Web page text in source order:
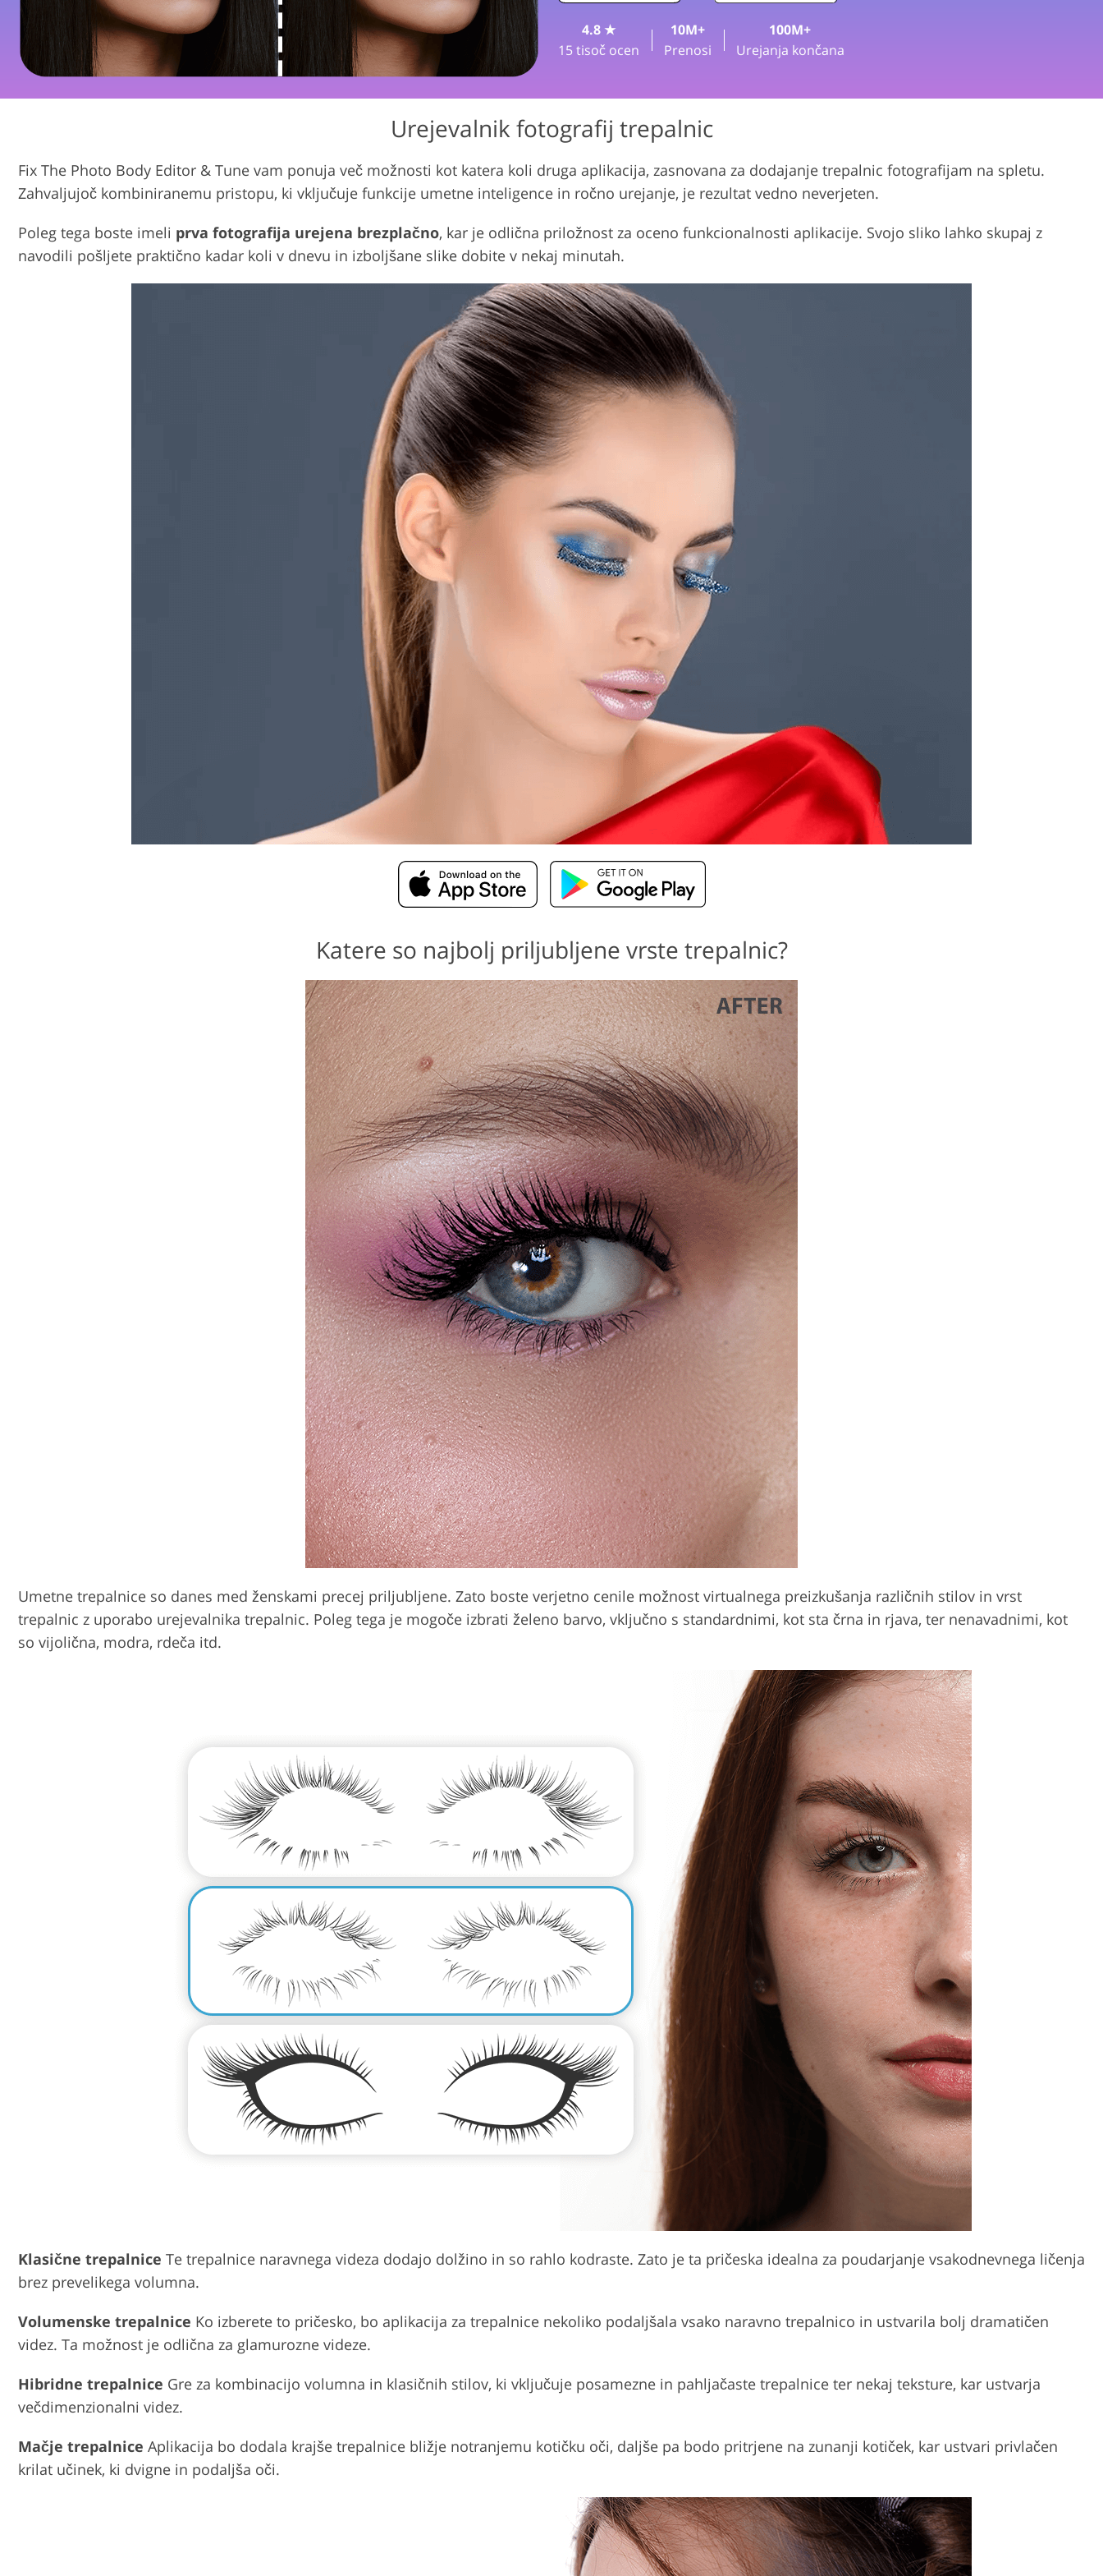
Urejanje fotografij izdelka Urejanje fotografij nakita Podatki za usposabljanje AI Storitve urejanja videa
4.8 ★
15 tisoč ocen
10M+
Prenosi
100M+
Urejanja končana
Urejevalnik fotografij trepalnic
Fix The Photo Body Editor & Tune vam ponuja več možnosti kot katera koli druga aplikacija, zasnovana za dodajanje trepalnic fotografijam na spletu.
Zahvaljujoč kombiniranemu pristopu, ki vključuje funkcije umetne inteligence in ročno urejanje, je rezultat vedno neverjeten.
Poleg tega boste imeli prva fotografija urejena brezplačno, kar je odlična priložnost za oceno funkcionalnosti aplikacije. Svojo sliko lahko skupaj z
navodili pošljete praktično kadar koli v dnevu in izboljšane slike dobite v nekaj minutah.
Katere so najbolj priljubljene vrste trepalnic?
Umetne trepalnice so danes med ženskami precej priljubljene. Zato boste verjetno cenile možnost virtualnega preizkušanja različnih stilov in vrst
trepalnic z uporabo urejevalnika trepalnic. Poleg tega je mogoče izbrati želeno barvo, vključno s standardnimi, kot sta črna in rjava, ter nenavadnimi, kot
so vijolična, modra, rdeča itd.
Klasične trepalnice Te trepalnice naravnega videza dodajo dolžino in so rahlo kodraste. Zato je ta pričeska idealna za poudarjanje vsakodnevnega ličenja
brez prevelikega volumna.
Volumenske trepalnice Ko izberete to pričesko, bo aplikacija za trepalnice nekoliko podaljšala vsako naravno trepalnico in ustvarila bolj dramatičen
videz. Ta možnost je odlična za glamurozne videze.
Hibridne trepalnice Gre za kombinacijo volumna in klasičnih stilov, ki vključuje posamezne in pahljačaste trepalnice ter nekaj teksture, kar ustvarja
večdimenzionalni videz.
Mačje trepalnice Aplikacija bo dodala krajše trepalnice bližje notranjemu kotičku oči, daljše pa bodo pritrjene na zunanji kotiček, kar ustvari privlačen
krilat učinek, ki dvigne in podaljša oči.